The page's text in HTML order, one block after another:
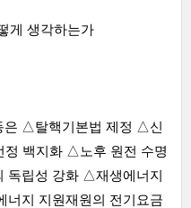
게 생각하는가
은 △탈핵기본법 제정 △신
정 백지화 △노후 원전 수명
독립성 강화 △재생에너지
지 지원재원의 전기요금